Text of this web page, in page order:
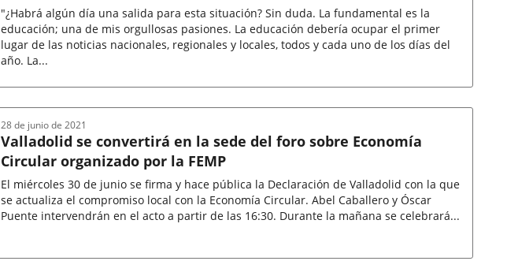
"¿Habrá algún día una salida para esta situación? Sin duda. La fundamental es la
educación; una de mis orgullosas pasiones. La educación debería ocupar el primer
lugar de las noticias nacionales, regionales y locales, todos y cada uno de los días del
año. La...
Valladolid se convertirá en la sede del foro sobre Economía
Circular organizado por la FEMP
El miércoles 30 de junio se firma y hace pública la Declaración de Valladolid con la que
se actualiza el compromiso local con la Economía Circular. Abel Caballero y Óscar
Puente intervendrán en el acto a partir de las 16:30. Durante la mañana se celebrará...
28 de junio de 2021